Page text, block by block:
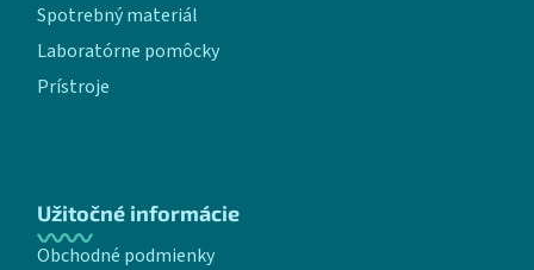
Spotrebný materiál
Laboratórne pomôcky
Prístroje
Užitočné informácie
Obchodné podmienky